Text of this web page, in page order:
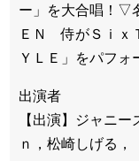
ー」を大合唱！▽
ＥＮ 侍がＳｉｘ
ＹＬＥ」をパフォ
出演者
【出演】ジャニ
ｎ，松崎しげる，